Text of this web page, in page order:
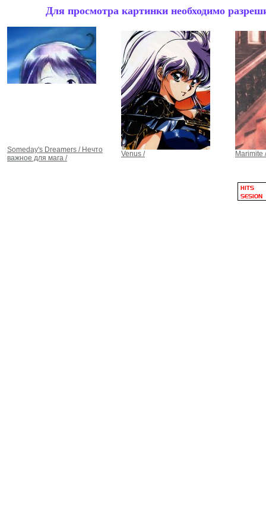
Для просмотра картинки необходимо
Someday's Dreamers / Нечто
важное для мага /
Venus / Marimite /